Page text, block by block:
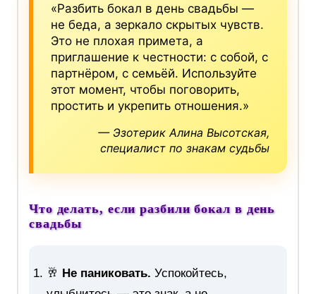
«Разбить бокал в день свадьбы —
не беда, а зеркало скрытых чувств.
Это не плохая примета, а
приглашение к честности: с собой, с
партнёром, с семьёй. Используйте
этот момент, чтобы поговорить,
простить и укрепить отношения.»
— Эзотерик Алина Высотская,
специалист по знакам судьбы
Что делать, если разбили бокал в день
свадьбы
🥂 Не паниковать. Успокойтесь,